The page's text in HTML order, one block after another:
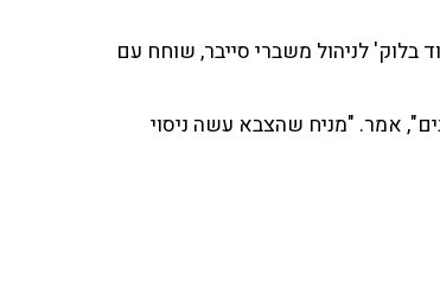
בלוק' לניהול משברי סייבר, שוחח עם
אמר. "מניח שהצבא עשה ניסוי